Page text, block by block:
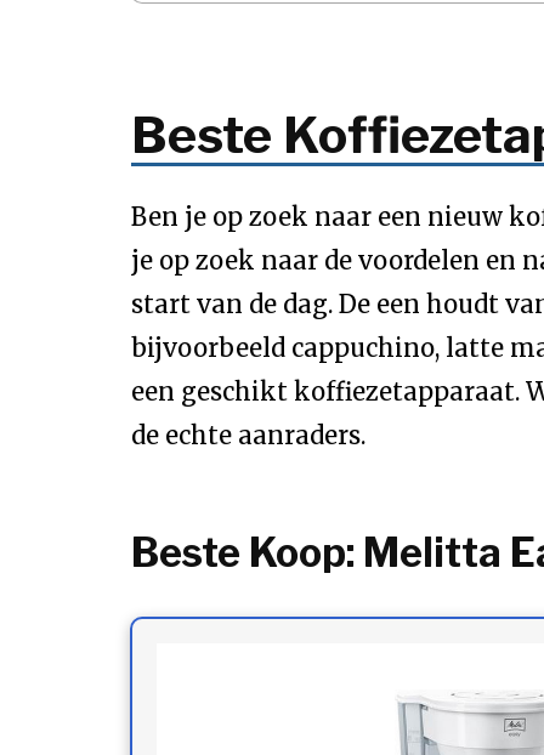
Beste
Ben je op zoek naar een nieuw
je op zoek naar de voordelen en
start van de dag. De een houdt
bijvoorbeeld cappuchino, latte
een geschikt koffiezetapparaat.
de echte aanraders.
Beste Koop: Melitta